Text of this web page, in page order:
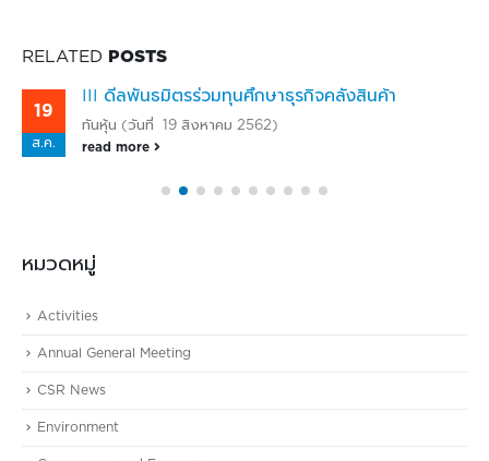
RELATED POSTS
19
ส.ค.
III ดีลพันธมิตรร่วมทุนศึกษาธุรกิจคลังสินค้า
ทันหุ้น (วันที่ 19 สิงหาคม 2562)
read more
หมวดหมู่
Activities
Annual General Meeting
CSR News
Environment